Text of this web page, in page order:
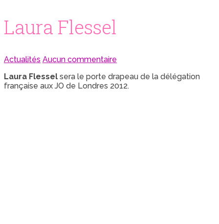
Laura Flessel
Actualités Aucun commentaire
Laura Flessel sera le porte drapeau de la délégation
française aux JO de Londres 2012.